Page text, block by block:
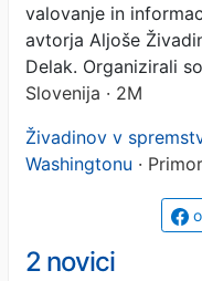
valovanje in
avtorja Aljoše
Delak. Organizirali
Slovenija · 2M
Živadinov v
Washingtonu ·
2 novici